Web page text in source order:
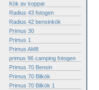
Kök av koppar
Radius 43 fotogen
Radius 42 bensinkök
Primus 30
Primus 1
Primus AM8
primus 96 camping fotogen
Primus 70 Bensin
Primus 70 Bilkök
Primus 70 Bilkök 1